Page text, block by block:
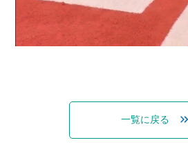
一覧に戻る